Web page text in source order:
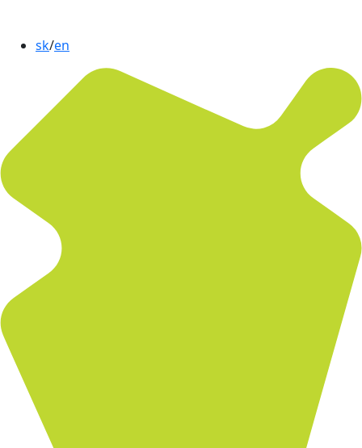
sk/en